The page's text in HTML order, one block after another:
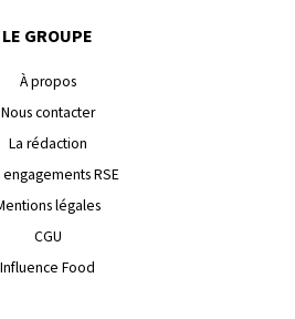
LE GROUPE
À propos
Nous contacter
La rédaction
engagements RSE
légales
CGU
Influence Food